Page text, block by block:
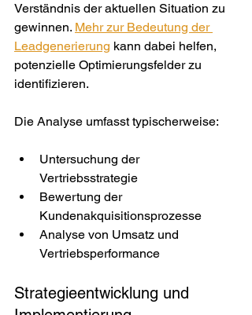
Verständnis der aktuellen Situation zu
gewinnen. Mehr zur Bedeutung der
Leadgenerierung kann dabei helfen,
potenzielle Optimierungsfelder zu
identifizieren.
Die Analyse umfasst typischerweise:
Untersuchung der
Vertriebsstrategie
Bewertung der
Kundenakquisitionsprozesse
Analyse von Umsatz und
Vertriebsperformance
Strategieentwicklung und